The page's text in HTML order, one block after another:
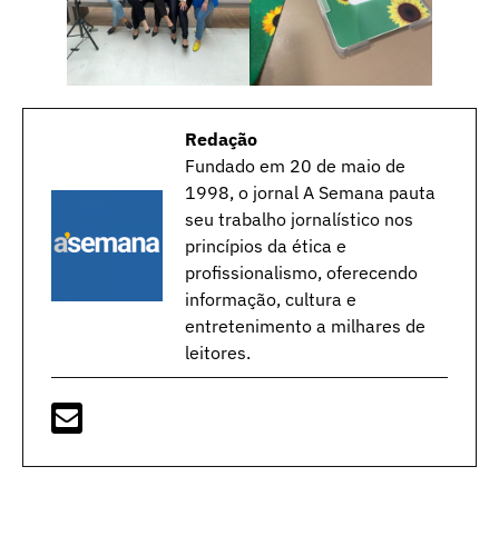
Redação
Fundado em 20 de maio de
1998, o jornal A Semana pauta
seu trabalho jornalístico nos
princípios da ética e
profissionalismo, oferecendo
informação, cultura e
entretenimento a milhares de
leitores.